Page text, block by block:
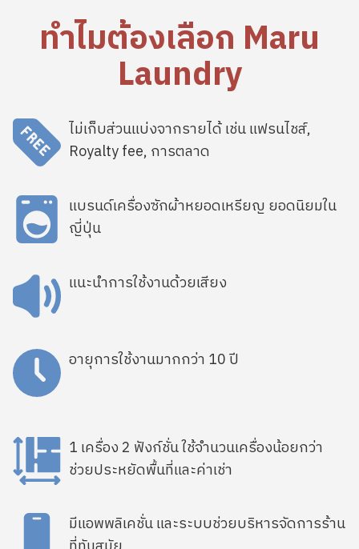
ทำไมต้องเลือก Maru
Laundry
SVG
ไม่เก็บส่วนแบ่งจากรายได้ เช่น แฟรนไชส์,
Royalty fee, การตลาด
SVG
แบรนด์เครื่องซักผ้าหยอดเหรียญ ยอดนิยมใน
ญี่ปุ่น
SVG แนะนำการใช้งานด้วยเสียง
SVG อายุการใช้งานมากกว่า 10 ปี
SVG
1 เครื่อง 2 ฟังก์ชั่น ใช้จำนวนเครื่องน้อยกว่า
ช่วยประหยัดพื้นที่และค่าเช่า
SVG
มีแอพพลิเคชั่น และระบบช่วยบริหารจัดการร้าน